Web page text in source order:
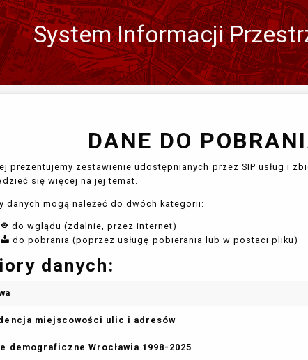
System Informacji
Zmień
język
DANE DO
prezentujemy zestawienie udostępnianych przez SIP usług i
się więcej na jej temat.
danych mogą należeć do dwóch kategorii:
do wglądu (zdalnie, przez internet)
do pobrania (poprzez usługę pobierania lub w postaci pliku)
danych:
miejscowości ulic i adresów
demograficzne Wrocławia 1998-2025